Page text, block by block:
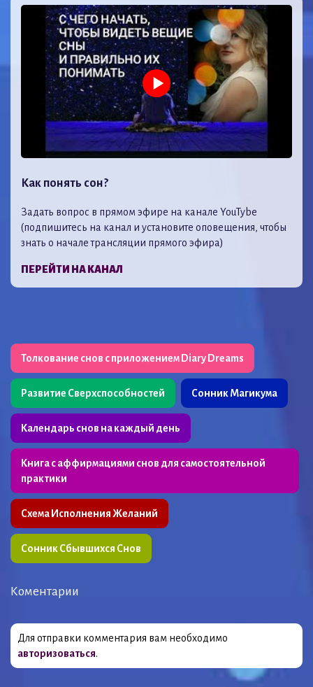
Как понять сон?
Задать вопрос в прямом эфире на канале YouTybe
(подпишитесь на канал и установите оповещения, чтобы
знать о начале трансляции прямого эфира)
ПЕРЕЙТИ НА КАНАЛ
Толкование снов с приложением Diary Dreams
Развитие Сверхспособностей Сонник Магикума
Календарь снов на каждый день
Книга с аффирмациями снов для самостоятельной
практики
Схема Исполнения Желаний
Сонник Сбывшихся Снов
Коментарии
Для отправки комментария вам необходимо
авторизоваться.